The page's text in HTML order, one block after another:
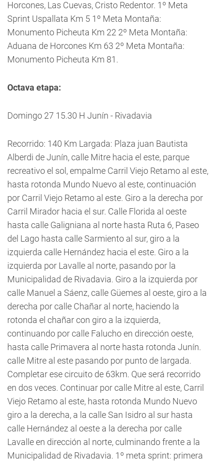
Horcones, Las Cuevas, Cristo Redentor. 1º Meta
Sprint Uspallata Km 5 1º Meta Montaña:
Monumento Picheuta Km 22 2º Meta Montaña:
Aduana de Horcones Km 63 2º Meta Montaña:
Monumento Picheuta Km 81.
Octava etapa:
Domingo 27 15.30 H Junín - Rivadavia
Recorrido: 140 Km Largada: Plaza juan Bautista
Alberdi de Junín, calle Mitre hacia el este, parque
recreativo el sol, empalme Carril Viejo Retamo al este,
hasta rotonda Mundo Nuevo al este, continuación
por Carril Viejo Retamo al este. Giro a la derecha por
Carril Mirador hacia el sur. Calle Florida al oeste
hasta calle Galigniana al norte hasta Ruta 6, Paseo
del Lago hasta calle Sarmiento al sur, giro a la
izquierda calle Hernández hacia el este. Giro a la
izquierda por Lavalle al norte, pasando por la
Municipalidad de Rivadavia. Giro a la izquierda por
calle Manuel a Sáenz, calle Güemes al oeste, giro a la
derecha por calle Chañar al norte, haciendo la
rotonda el chañar con giro a la izquierda,
continuando por calle Falucho en dirección oeste,
hasta calle Primavera al norte hasta rotonda Junín.
calle Mitre al este pasando por punto de largada.
Completar ese circuito de 63km. Que será recorrido
en dos veces. Continuar por calle Mitre al este, Carril
Viejo Retamo al este, hasta rotonda Mundo Nuevo
giro a la derecha, a la calle San Isidro al sur hasta
calle Hernández al oeste a la derecha por calle
Lavalle en dirección al norte, culminando frente a la
Municipalidad de Rivadavia. 1º meta sprint: primera